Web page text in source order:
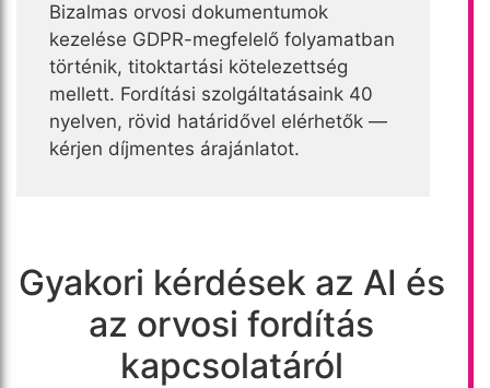
Bizalmas orvosi dokumentumok
kezelése GDPR-megfelelő folyamatban
történik, titoktartási kötelezettség
mellett. Fordítási szolgáltatásaink 40
nyelven, rövid határidővel elérhetők —
kérjen díjmentes árajánlatot.
Gyakori kérdések az AI és
az orvosi fordítás
kapcsolatáról